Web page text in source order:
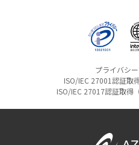
プライバシ
ISO/IEC 27001認証取
ISO/IEC 27017認証取得